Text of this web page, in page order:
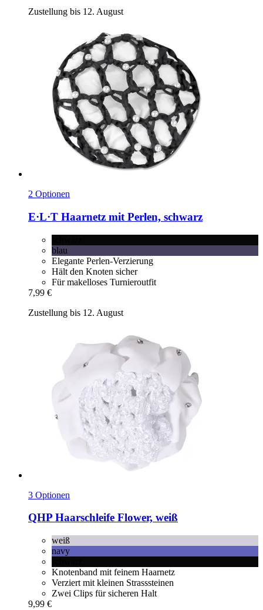
Zustellung bis 12. August
2 Optionen
E·L·T Haarnetz mit Perlen, schwarz
blau
Elegante Perlen-Verzierung
Hält den Knoten sicher
Für makelloses Turnieroutfit
7,99 €
Zustellung bis 12. August
3 Optionen
QHP Haarschleife Flower, weiß
weiß
navy
Knotenband mit feinem Haarnetz
Verziert mit kleinen Strasssteinen
Zwei Clips für sicheren Halt
9,99 €